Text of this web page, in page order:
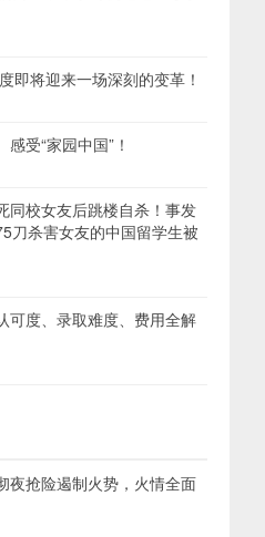
即将迎来一场深刻的变革！
受“家园中国”！
同校女友后跳楼自杀！事发
刀杀害女友的中国留学生被
可度、录取难度、费用全解
夜抢险遏制火势，火情全面